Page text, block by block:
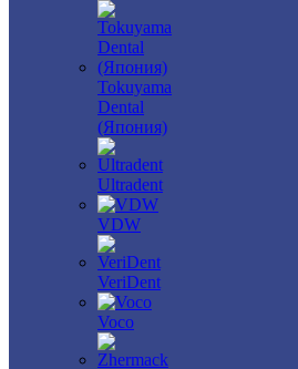
Tokuyama
Dental
(Япония)
Ultradent
VDW
VeriDent
Voco